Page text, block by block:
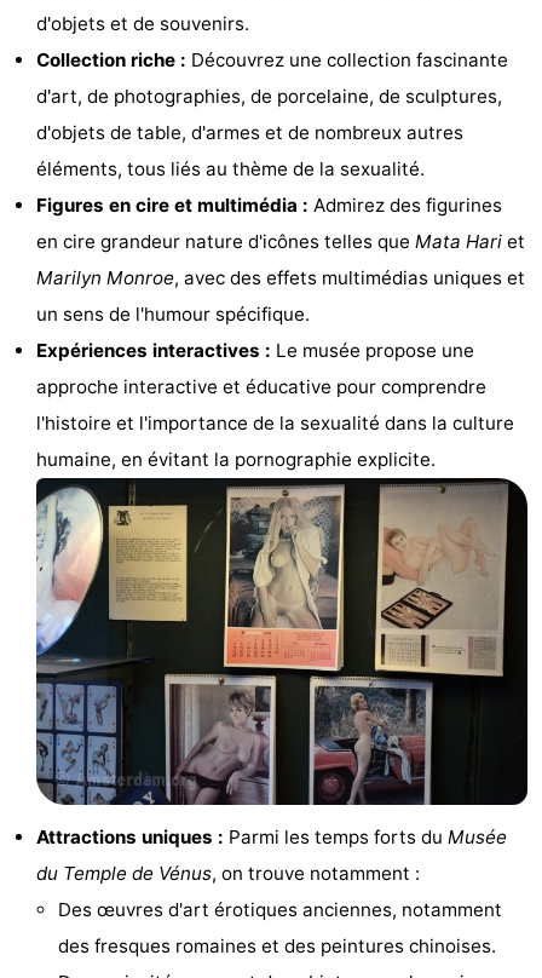
Églises
Points
de
vue
Attractions
Croisières
-
Experiences
Villages
villes
Visites
guidées
Sports
Faire
du
vélo
Randonnée
Divertissement
Vie
Nocturne
Aliments
Boissons
Shopping
Marchés
Grands
Magasins
Faire
du
Événements
Spécial
d'objets et de souvenirs.
Collection riche : Découvrez une collection fascinante
d'art, de photographies, de porcelaine, de sculptures,
d'objets de table, d'armes et de nombreux autres
éléments, tous liés au thème de la sexualité.
Figures en cire et multimédia : Admirez des figurines
en cire grandeur nature d'icônes telles que Mata Hari et
Marilyn Monroe, avec des effets multimédias uniques et
un sens de l'humour spécifique.
Expériences interactives : Le musée propose une
approche interactive et éducative pour comprendre
l'histoire et l'importance de la sexualité dans la culture
humaine, en évitant la pornographie explicite.
Attractions uniques : Parmi les temps forts du Musée
du Temple de Vénus, on trouve notamment :
Des œuvres d'art érotiques anciennes, notamment
des fresques romaines et des peintures chinoises.